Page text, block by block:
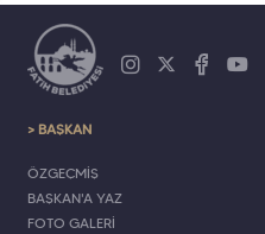
> BAŞKAN
ÖZGEÇMİŞ
BAŞKAN'A YAZ
FOTO GALERİ